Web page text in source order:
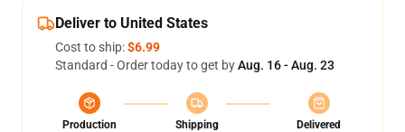
Deliver to United States
Cost to ship:$6.99
Standard - Order today to get byAug. 16 - Aug. 23
Production
Shipping
Delivered